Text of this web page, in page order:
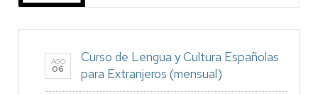
AGO
06
Curso de Lengua y Cultura Españolas
para Extranjeros (mensual)